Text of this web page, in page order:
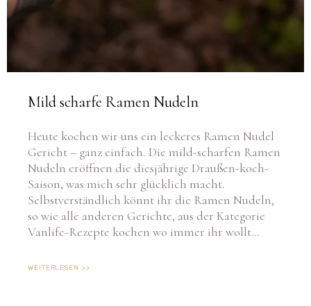
Mild scharfe Ramen Nudeln
Heute kochen wir uns ein leckeres Ramen Nudel
Gericht – ganz einfach. Die mild-scharfen Ramen
Nudeln eröffnen die diesjährige Draußen-koch-
Saison, was mich sehr glücklich macht.
Selbstverständlich könnt ihr die Ramen Nudeln,
so wie alle anderen Gerichte, aus der Kategorie
Vanlife-Rezepte kochen wo immer ihr wollt…
WEITERLESEN >>